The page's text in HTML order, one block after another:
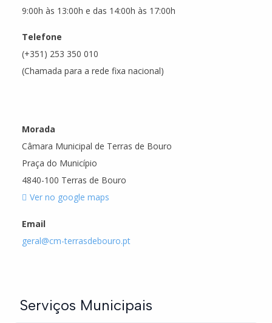
9:00h às 13:00h e das 14:00h às 17:00h
Telefone
(+351) 253 350 010
(Chamada para a rede fixa nacional)
Morada
Câmara Municipal de Terras de Bouro
Praça do Município
4840-100 Terras de Bouro
Ver no google maps
Email
geral@cm-terrasdebouro.pt
Serviços Municipais